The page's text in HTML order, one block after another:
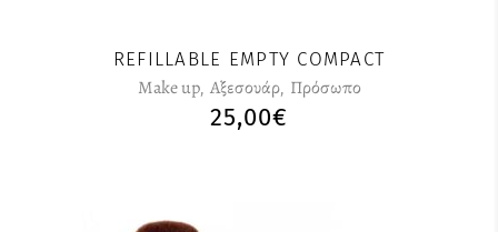
REFILLABLE EMPTY COMPACT
Make up, Αξεσουάρ, Πρόσωπο
25,00€